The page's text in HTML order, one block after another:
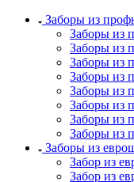
Заборы из
Заборы из
Заборы из
Заборы из
Заборы из
Заборы из
Заборы из
Заборы из
Заборы из
Заборы из
Забор из
Забор из